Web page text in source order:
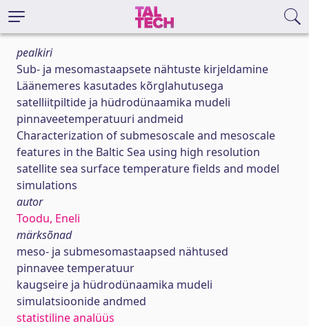
pealkiri
Sub- ja mesomastaapsete nähtuste kirjeldamine
Läänemeres kasutades kõrglahutusega
satelliitpiltide ja hüdrodünaamika mudeli
pinnaveetemperatuuri andmeid
Characterization of submesoscale and mesoscale
features in the Baltic Sea using high resolution
satellite sea surface temperature fields and model
simulations
autor
Toodu, Eneli
märksõnad
meso- ja submesomastaapsed nähtused
pinnavee temperatuur
kaugseire ja hüdrodünaamika mudeli
simulatsioonide andmed
statistiline analüüs